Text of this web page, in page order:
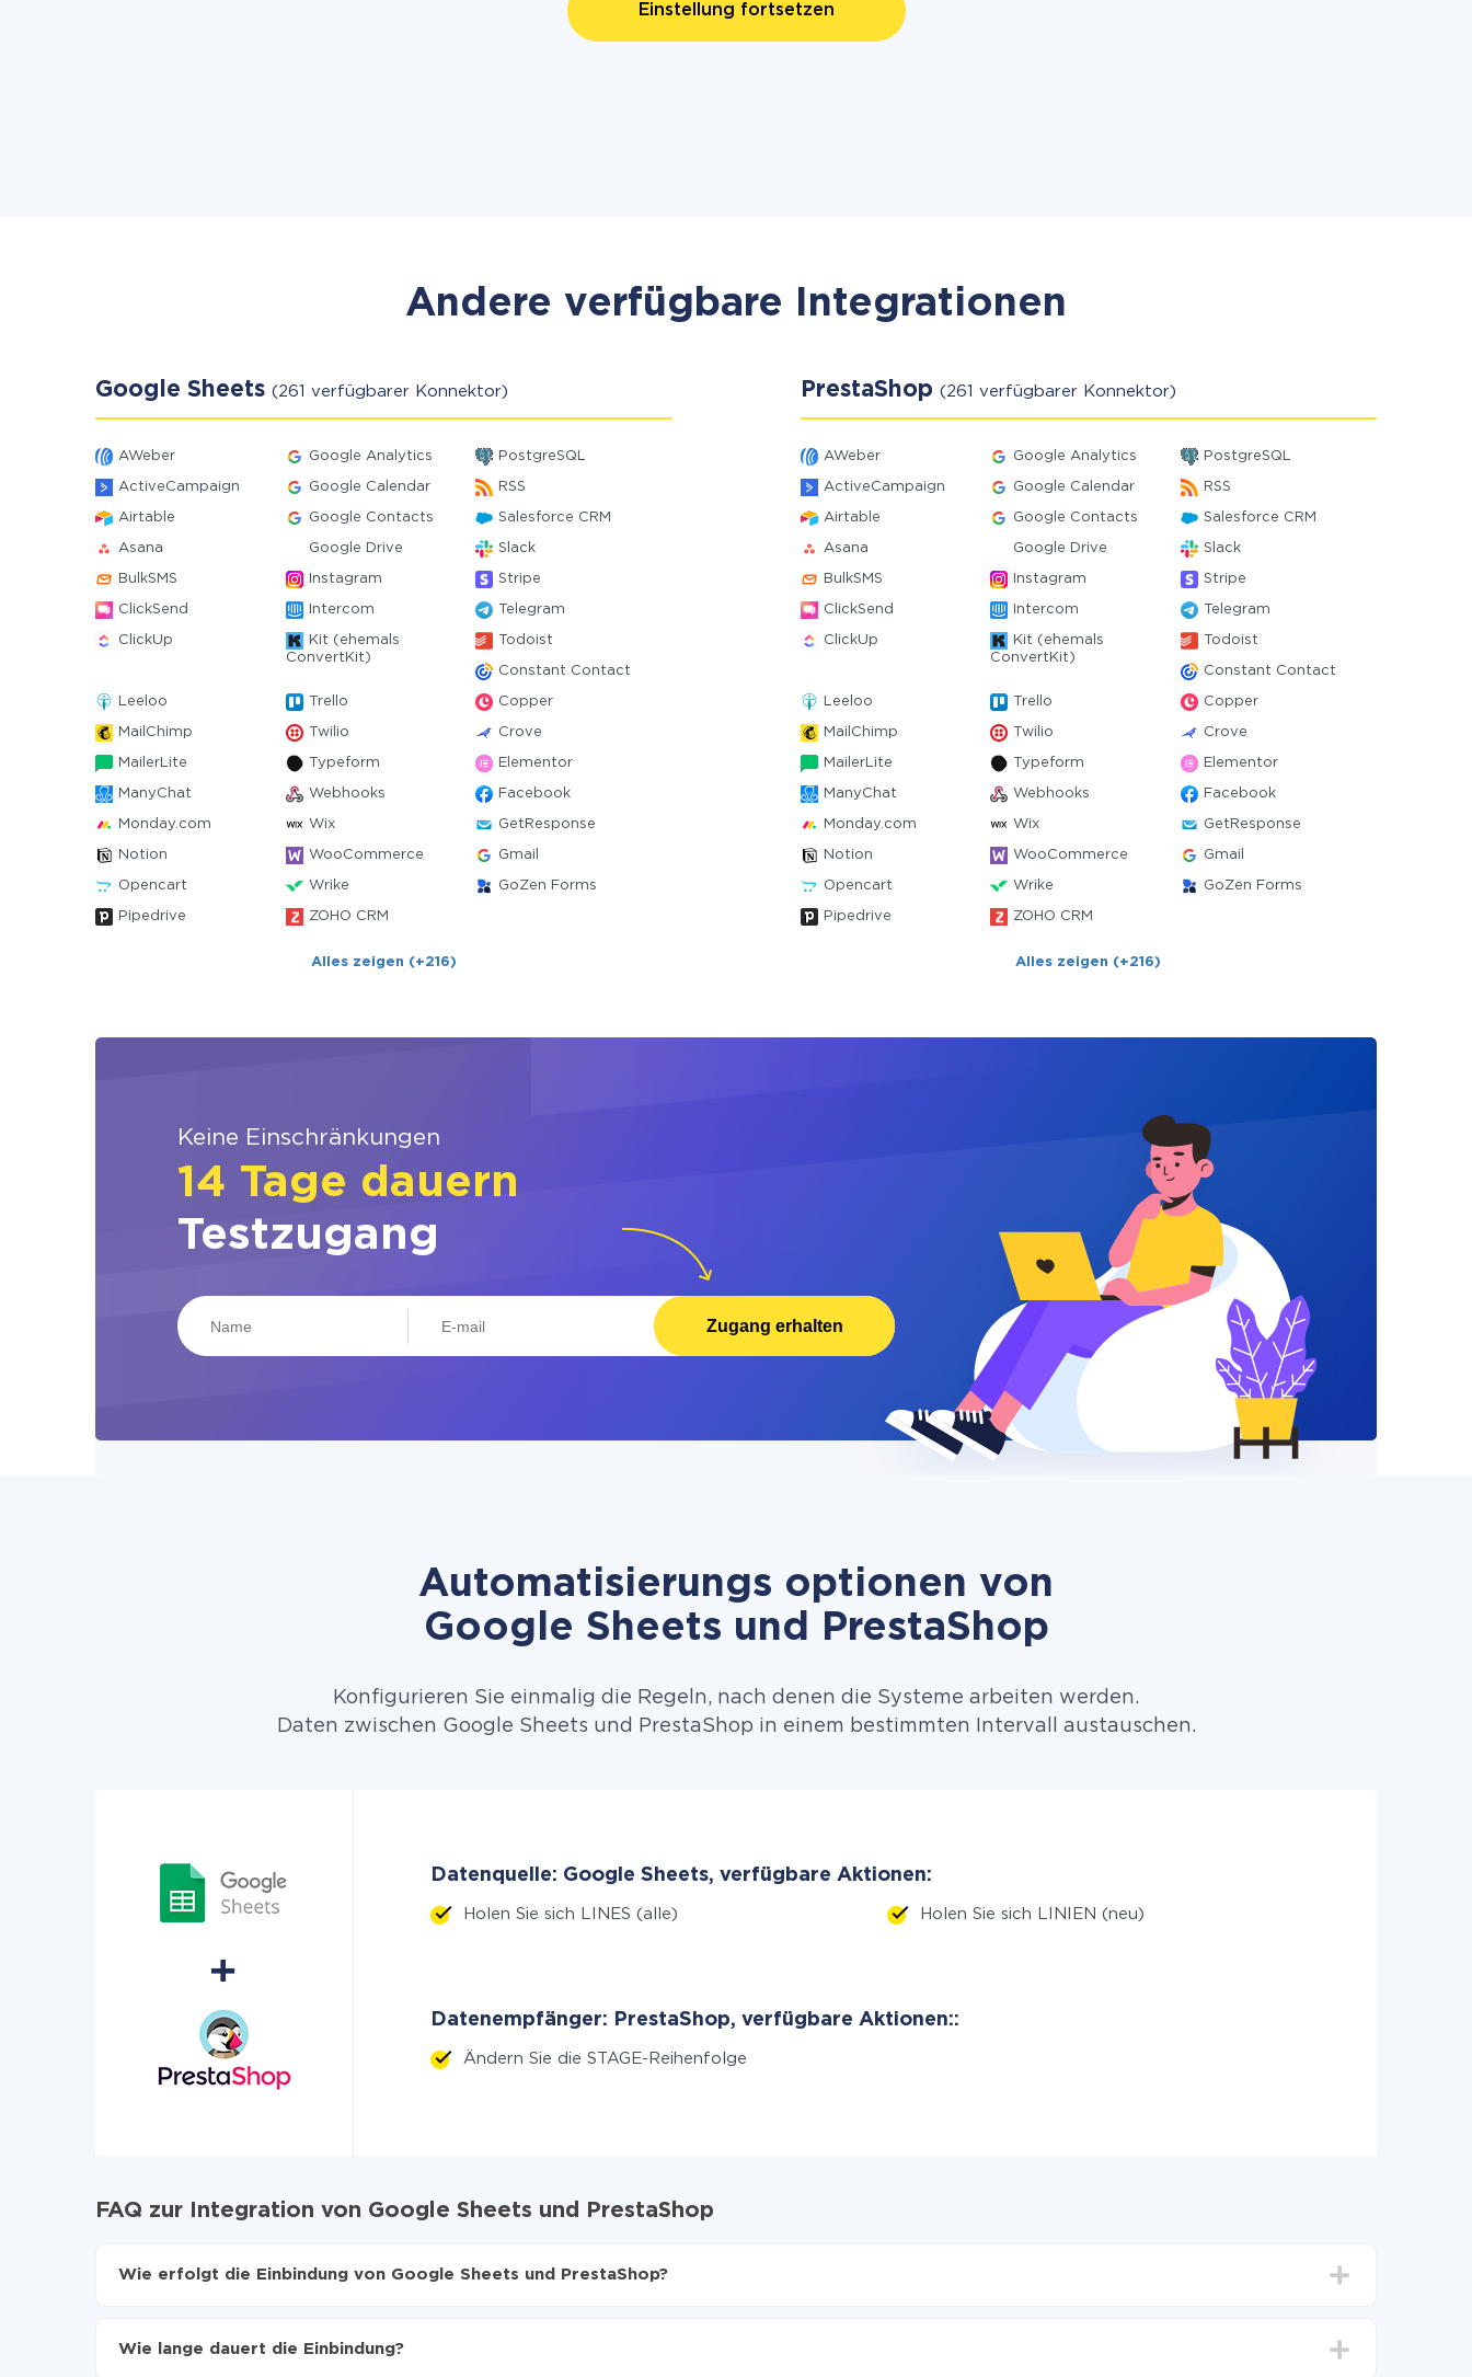
Einstellung fortsetzen
Andere verfügbare Integrationen
Google Sheets (261 verfügbarer Konnektor)
AWeber Google Analytics PostgreSQL
ActiveCampaign Google Calendar RSS
Airtable Google Contacts Salesforce CRM
Asana Google Drive Slack
BulkSMS Instagram Stripe
ClickSend Intercom Telegram
ClickUp
Kit (ehemals
ConvertKit)
Todoist
Constant Contact
Leeloo Trello Copper
MailChimp Twilio Crove
MailerLite Typeform Elementor
ManyChat Webhooks Facebook
Monday.com Wix GetResponse
Notion WooCommerce Gmail
Opencart Wrike GoZen Forms
Pipedrive ZOHO CRM
Alles zeigen (+216)
PrestaShop (261 verfügbarer Konnektor)
AWeber Google Analytics PostgreSQL
ActiveCampaign Google Calendar RSS
Airtable Google Contacts Salesforce CRM
Asana Google Drive Slack
BulkSMS Instagram Stripe
ClickSend Intercom Telegram
ClickUp
Kit (ehemals
ConvertKit)
Todoist
Constant Contact
Leeloo Trello Copper
MailChimp Twilio Crove
MailerLite Typeform Elementor
ManyChat Webhooks Facebook
Monday.com Wix GetResponse
Notion WooCommerce Gmail
Opencart Wrike GoZen Forms
Pipedrive ZOHO CRM
Alles zeigen (+216)
Keine Einschränkungen
14 Tage dauern
Testzugang
Zugang erhalten
Automatisierungs optionen von
Google Sheets und PrestaShop
Konfigurieren Sie einmalig die Regeln, nach denen die Systeme arbeiten werden.
Daten zwischen Google Sheets und PrestaShop in einem bestimmten Intervall austauschen.
Datenquelle: Google Sheets, verfügbare Aktionen:
Holen Sie sich LINES (alle) Holen Sie sich LINIEN (neu)
Datenempfänger: PrestaShop, verfügbare Aktionen::
Ändern Sie die STAGE-Reihenfolge
FAQ zur Integration von Google Sheets und PrestaShop
Wie erfolgt die Einbindung von Google Sheets und PrestaShop?
Automatische Aktualisierung aktivieren
Wie lange dauert die Einbindung?